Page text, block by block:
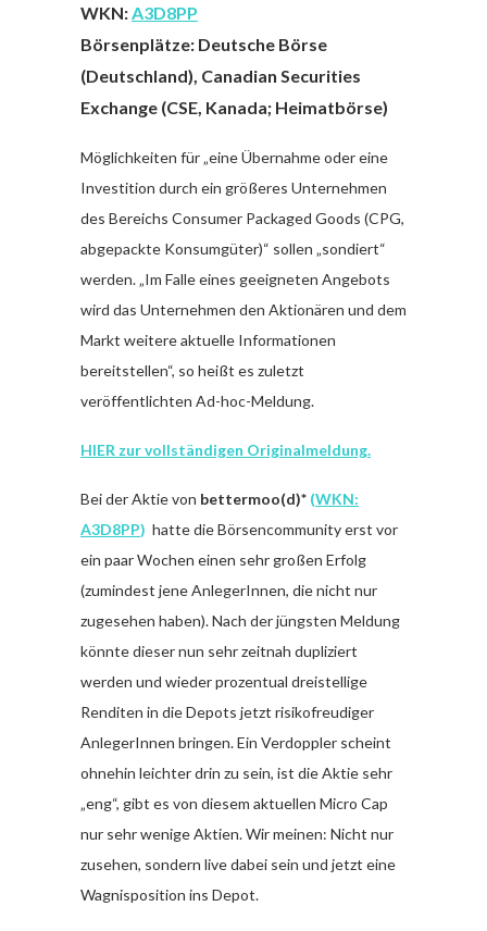
WKN:A3D8PP
Börsenplätze: Deutsche Börse
(Deutschland), Canadian Securities
Exchange (CSE, Kanada; Heimatbörse)
Möglichkeiten für „eine Übernahme oder eine
Investition durch ein größeres Unternehmen
des Bereichs Consumer Packaged Goods (CPG,
abgepackte Konsumgüter)“ sollen „sondiert“
werden. „Im Falle eines geeigneten Angebots
wird das Unternehmen den Aktionären und dem
Markt weitere aktuelle Informationen
bereitstellen“, so heißt es zuletzt
veröffentlichten Ad-hoc-Meldung.
HIER zur vollständigen Originalmeldung.
Bei der Aktie von bettermoo(d)* (WKN:
A3D8PP) hatte die Börsencommunity erst vor
ein paar Wochen einen sehr großen Erfolg
(zumindest jene AnlegerInnen, die nicht nur
zugesehen haben). Nach der jüngsten Meldung
könnte dieser nun sehr zeitnah dupliziert
werden und wieder prozentual dreistellige
Renditen in die Depots jetzt risikofreudiger
AnlegerInnen bringen. Ein Verdoppler scheint
ohnehin leichter drin zu sein, ist die Aktie sehr
„eng“, gibt es von diesem aktuellen Micro Cap
nur sehr wenige Aktien. Wir meinen: Nicht nur
zusehen, sondern live dabei sein und jetzt eine
Wagnisposition ins Depot.